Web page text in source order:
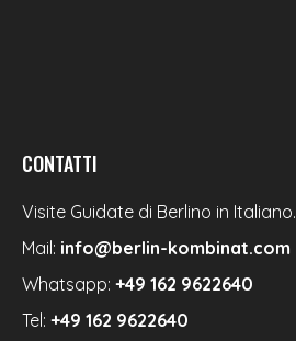
CONTATTI
Visite Guidate di Berlino in Italiano.
Mail: info@berlin-kombinat.com
Whatsapp: +49 162 9622640
Tel: +49 162 9622640